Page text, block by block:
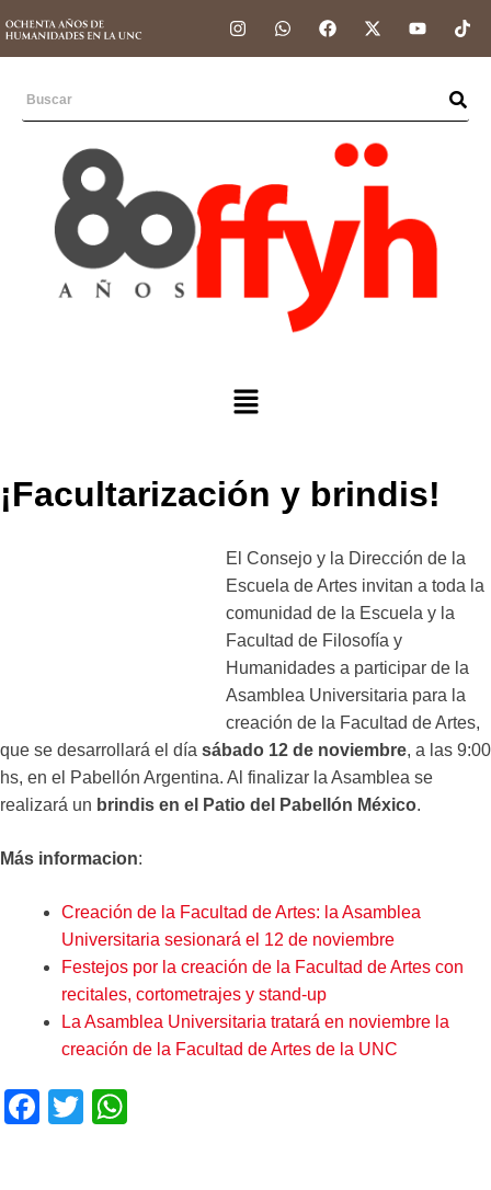
¡Facultarización y brindis!
El Consejo y la Dirección de la
Escuela de Artes invitan a toda la
comunidad de la Escuela y la
Facultad de Filosofía y
Humanidades a participar de la
Asamblea Universitaria para la
creación de la Facultad de Artes,
que se desarrollará el día sábado 12 de noviembre, a las 9:00
hs, en el Pabellón Argentina. Al finalizar la Asamblea se
realizará un brindis en el Patio del Pabellón México.
Más informacion:
Creación de la Facultad de Artes: la Asamblea
Universitaria sesionará el 12 de noviembre
Festejos por la creación de la Facultad de Artes con
recitales, cortometrajes y stand-up
La Asamblea Universitaria tratará en noviembre la
creación de la Facultad de Artes de la UNC
F
T